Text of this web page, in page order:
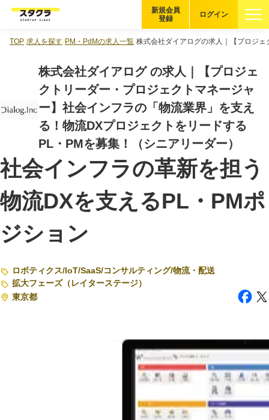
企業を探す
適性診断 無料・5分
スタクラが選ばれる理由
スタートアップ厳選の仕組み
紹介する企業について
登録者の転職・副業実績
Startup Magazine
注目スタートアップ
ログイン
新規会員
登録
TOP 求人を探す PM・PdMの求人一覧 株式会社ダイアログの求人｜【プロジ
株式会社ダイアログ の求人｜【プロジェ
クトリーダー・プロジェクトマネージャ
ー】社会インフラの「物流業界」を支え
る！物流DXプロジェクトをリードする
PL・PMを募集！（シニアリーダー）
社会インフラの革新を担う
物流DXを支えるPL・PMポ
ジション
ロボティクス/IoT/SaaS/コンサルティング/物流・配送
拡大フェーズ（レイターステージ）
東京都